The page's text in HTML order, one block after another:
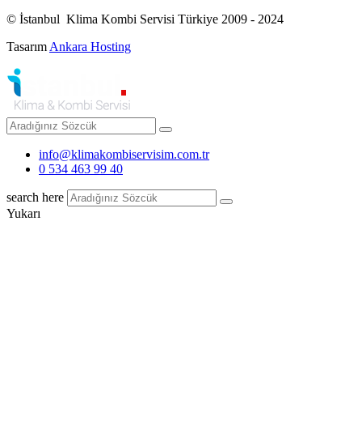
© İstanbul Klima Kombi Servisi Türkiye 2009 - 2024
TasarımAnkara Hosting
info@klimakombiservisim.com.tr
0 534 463 99 40
search here
Yukarı